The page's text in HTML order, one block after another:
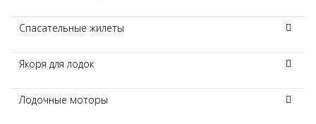
Спасательные жилеты
Якоря для лодок
Лодочные моторы